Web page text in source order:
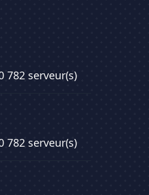
782 serveur(s)
782 serveur(s)